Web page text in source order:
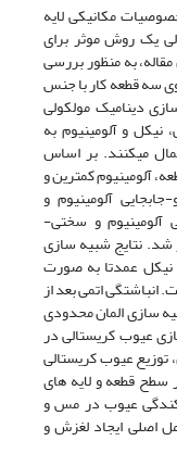
مکانیکی لایه
یک روش موثر برای
به منظور بررسی
سه قطعه کار با جنس
دینامیک مولکولی
نیکل و آلومینیوم به
میکنند. بر اساس
آلومینیوم کمترین و
آلومینیوم و
آلومینیوم و سختی-
شد. نتایج شبیه سازی
نیکل عمدتا به صورت
انباشتگی اتمی بعد از
سازی المان محدودی
عیوب کریستالی در
عیوب کریستالی
سطح قطعه و لایه های
عیوب در مس و
اصلی ایجاد لغزش و